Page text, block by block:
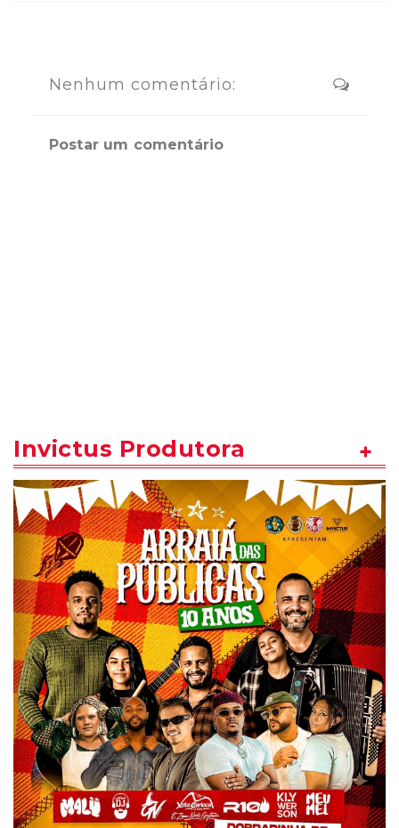
Nenhum comentário:
Postar um comentário
Invictus Produtora